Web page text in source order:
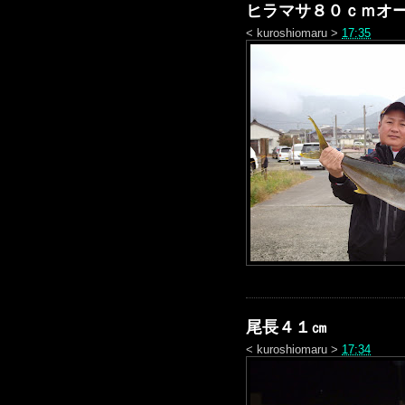
ヒラマサ８０ｃｍオ
< kuroshiomaru > 17:35
尾長４１㎝
< kuroshiomaru > 17:34